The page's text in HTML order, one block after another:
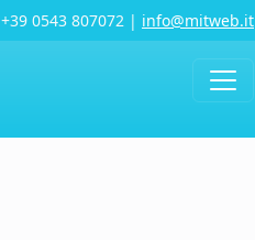
+39 0543 807072 | info@mitweb.it